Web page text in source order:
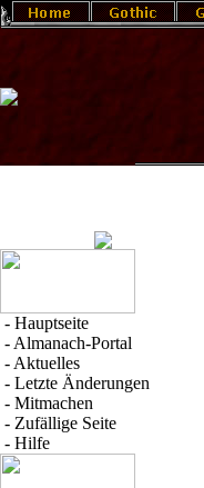
- Hauptseite
- Almanach-Portal
- Aktuelles
- Letzte Änderungen
- Mitmachen
- Zufällige Seite
- Hilfe